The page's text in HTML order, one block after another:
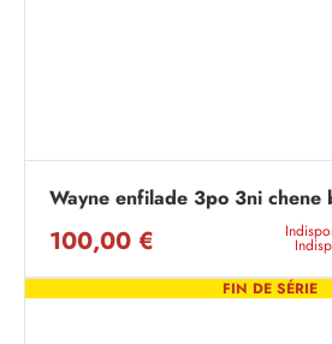
Wayne enfilade 3po 3ni chene
100,00 €
FIN DE SÉRIE